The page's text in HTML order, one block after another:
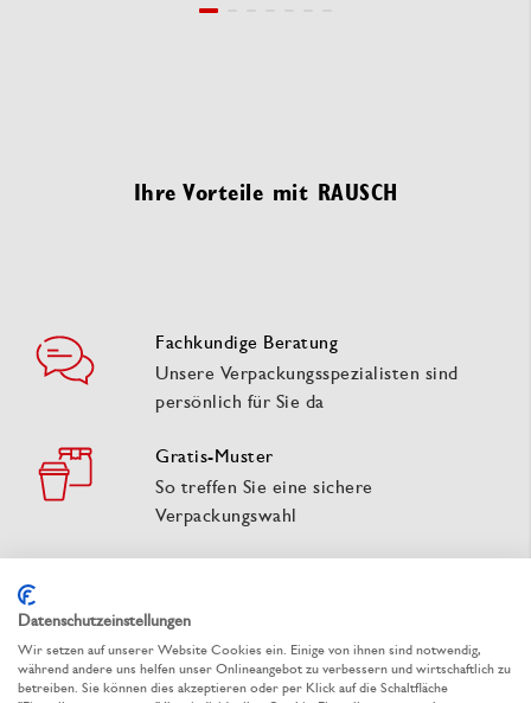
Ihre Vorteile mit RAUSCH
Fachkundige Beratung
Unsere Verpackungsspezialisten sind
persönlich für Sie da
Gratis-Muster
So treffen Sie eine sichere
Verpackungswahl
lieferbar oder zum Wunschtermin
Datenschutzeinstellungen
Wir setzen auf unserer Website Cookies ein. Einige von ihnen sind notwendig,
während andere uns helfen unser Onlineangebot zu verbessern und wirtschaftlich zu
betreiben. Sie können dies akzeptieren oder per Klick auf die Schaltfläche